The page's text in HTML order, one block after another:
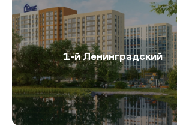
1-й Ленинградский